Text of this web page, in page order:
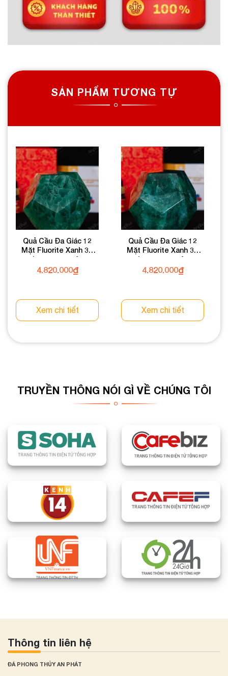
SẢN PHẨM TƯƠNG TỰ
Quả Cầu Đa Giác 12
Mặt Fluorite Xanh 3A
3,16kg 013-0133A-3,16
4.820.000₫
Xem chi tiết
Quả Cầu Đa Giác 12
Mặt Fluorite Xanh 3A
3,16kg 013-0133A-3,16
4.820.000₫
Xem chi tiết
TRUYỀN THÔNG NÓI GÌ VỀ CHÚNG TÔI
Thông tin liên hệ
ĐÁ PHONG THỦY AN PHÁT